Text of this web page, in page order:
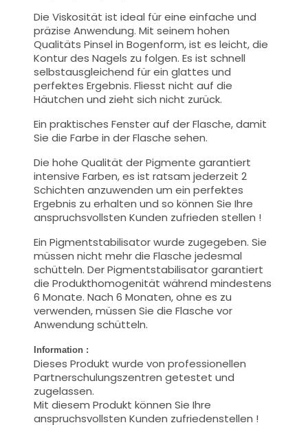
Die Viskosität ist ideal für eine einfache und
präzise Anwendung.Mit seinem hohen
QualitätsPinsel in Bogenform, ist es leicht, die
Kontur des Nagels zu folgen. Es ist schnell
selbstausgleichend für ein glattes und
perfektes Ergebnis. Fliesst nicht auf die
Häutchen und zieht sich nicht zurück.
Ein praktisches Fenster auf der Flasche, damit
Sie die Farbe in der Flasche sehen.
Die hohe Qualität der Pigmente garantiert
intensive Farben, es ist ratsam jederzeit 2
Schichten anzuwenden um ein perfektes
Ergebnis zu erhalten und so können Sie Ihre
anspruchsvollsten Kunden zufrieden stellen !
Ein Pigmentstabilisator wurde zugegeben. Sie
müssen nicht mehr die Flasche jedesmal
schütteln. Der Pigmentstabilisator garantiert
die Produkthomogenität während mindestens
6 Monate. Nach 6 Monaten, ohne es zu
verwenden, müssen Sie die Flasche vor
Anwendung schütteln.
Information :
Dieses Produkt wurde von professionellen
Partnerschulungszentren getestet und
zugelassen.
Mit diesem Produkt können Sie Ihre
anspruchsvollsten Kunden zufriedenstellen !